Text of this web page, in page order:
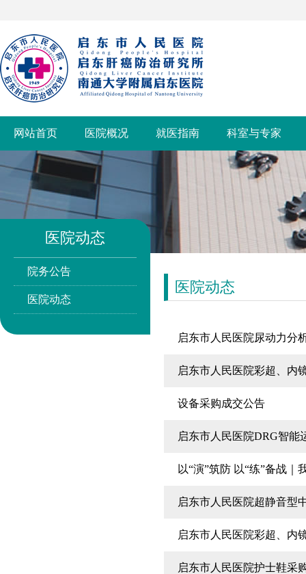
网站首页 医院概况 就医指南 科室与专家
医院动态
院务公告
医院动态
医院动态
启东市人民医院尿动力分
启东市人民医院彩超、内
设备采购成交公告
启东市人民医院DRG智
以“演”筑防 以“练”备战
启东市人民医院超静音型
启东市人民医院彩超、内
启东市人民医院护士鞋采